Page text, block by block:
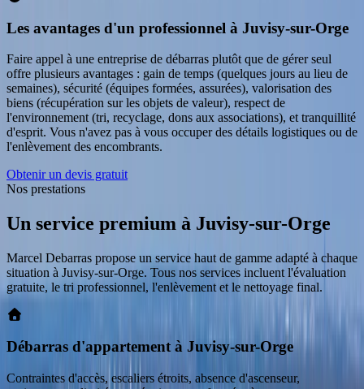
Les avantages d'un professionnel à Juvisy-sur-Orge
Faire appel à une entreprise de débarras plutôt que de gérer seul
offre plusieurs avantages : gain de temps (quelques jours au lieu de
semaines), sécurité (équipes formées, assurées), valorisation des
biens (récupération sur les objets de valeur), respect de
l'environnement (tri, recyclage, dons aux associations), et tranquillité
d'esprit. Vous n'avez pas à vous occuper des détails logistiques ou de
l'enlèvement des encombrants.
Obtenir un devis gratuit
Nos prestations
Un service premium à Juvisy-sur-Orge
Marcel Debarras propose un service haut de gamme adapté à chaque
situation à Juvisy-sur-Orge. Tous nos services incluent l'évaluation
gratuite, le tri professionnel, l'enlèvement et le nettoyage final.
Débarras d'appartement à Juvisy-sur-Orge
Contraintes d'accès, escaliers étroits, absence d'ascenseur,